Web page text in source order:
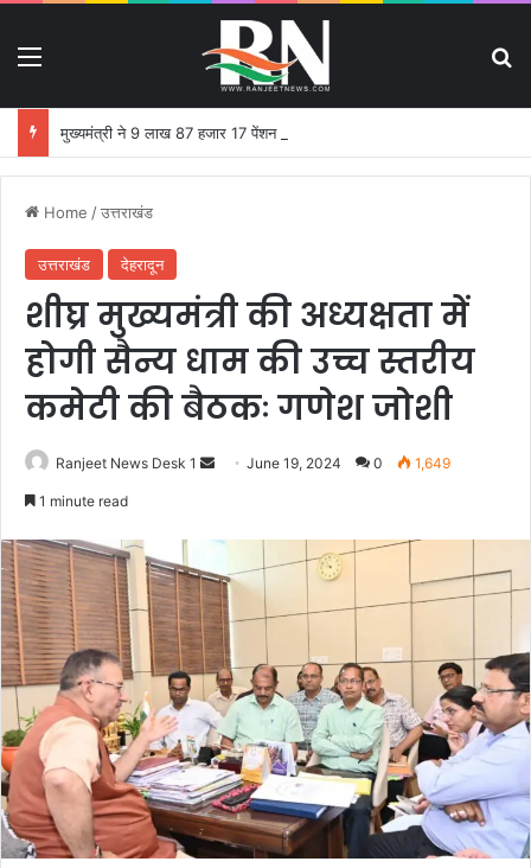
Home /उत्तराखंड
उत्तराखंड देहरादून
शीघ्र मुख्यमंत्री की अध्यक्षता में
होगी सैन्य धाम की उच्च स्तरीय
कमेटी की बैठकः गणेश जोशी
Ranjeet News Desk 1
d
a
n
e
m
a
i
l
June 19, 2024 0 1,649
1 minute read